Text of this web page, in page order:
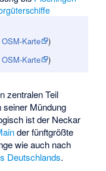
OSM-Karte
)
OSM-Karte )
zentralen Teil
Mündung
ist der Neckar
der fünftgrößte
wie auch nach
Deutschlands.